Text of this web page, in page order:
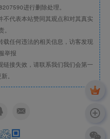
进行删除处理。
代表本站赞同其观点和对其真实
。
任何违法的相关信息，访客发现
举报
接失效，请联系我们我们会第一
。